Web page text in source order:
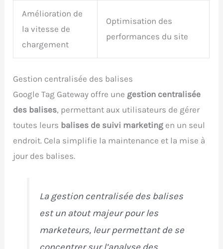
Amélioration de
la vitesse de
chargement
Optimisation des
performances du site
Gestion centralisée des balises
Google Tag Gateway offre une gestion centralisée
des balises, permettant aux utilisateurs de gérer
toutes leurs balises de suivi marketing en un seul
endroit. Cela simplifie la maintenance et la mise à
jour des balises.
La gestion centralisée des balises
est un atout majeur pour les
marketeurs, leur permettant de se